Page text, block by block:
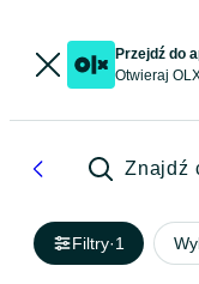
Przejdź do
Otwieraj
Znajdź
Filtry·1